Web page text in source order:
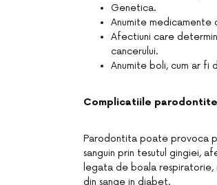
Genetica.
Anumite medicamente
Afectiuni care
cancerului.
Anumite boli, cum ar fi
Complicatiile
Parodontita poate provoca
sanguin prin tesutul gingiei,
legata de boala
din sange in diabet.